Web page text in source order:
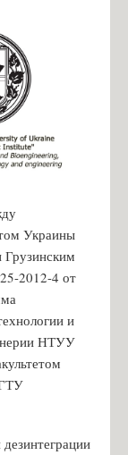
и инженерии
Украины
Грузинским
2012-4 от
и
НТУУ